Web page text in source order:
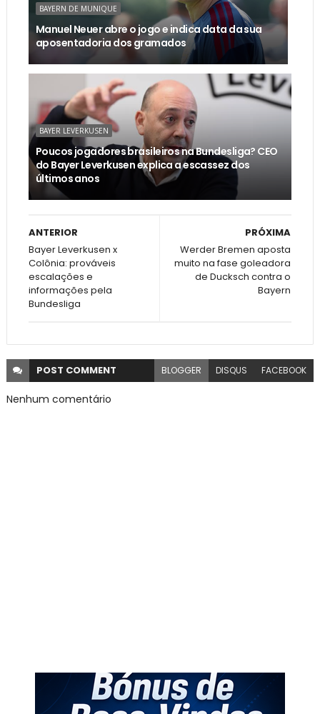
BAYERN DE MUNIQUE
Manuel Neuer abre o jogo e indica data da sua
aposentadoria dos gramados
BAYER LEVERKUSEN
Poucos jogadores brasileiros na Bundesliga? CEO
do Bayer Leverkusen explica a escassez dos
últimos anos
PRÓXIMA
Werder Bremen aposta
muito na fase goleadora
de Ducksch contra o
Bayern
ANTERIOR
Bayer Leverkusen x
Colônia: prováveis
escalações e
informações pela
Bundesliga
POST COMMENT BLOGGER DISQUS FACEBOOK
Nenhum comentário